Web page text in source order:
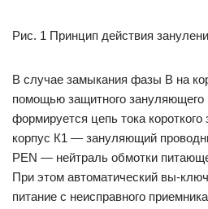
Рис. 1 Принцип действия
В случае замыкания фазы В на
помощью защитного зануляющего
формируется цепь тока
корпус К1 — зануляющий
PEN — нейтраль обмотки
При этом автоматический вы-
питание с неисправного